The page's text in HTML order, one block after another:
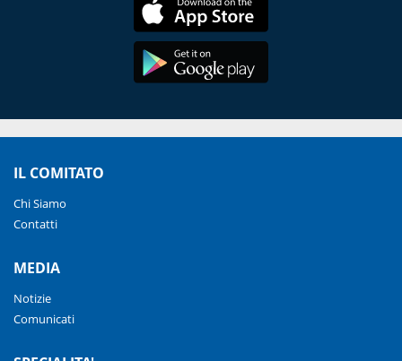
IL COMITATO
Chi Siamo
Contatti
MEDIA
Notizie
Comunicati